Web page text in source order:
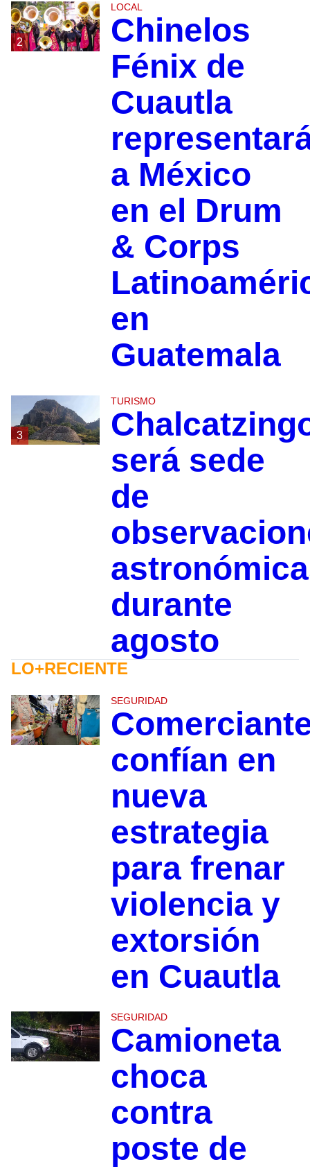
2
LOCAL
Chinelos
Fénix de
Cuautla
a México
en el Drum
& Corps
en
Guatemala
3
TURISMO
será sede
de
durante
agosto
LO+RECIENTE
SEGURIDAD
confían en
nueva
estrategia
para frenar
violencia y
extorsión
en Cuautla
SEGURIDAD
Camioneta
choca
contra
poste de